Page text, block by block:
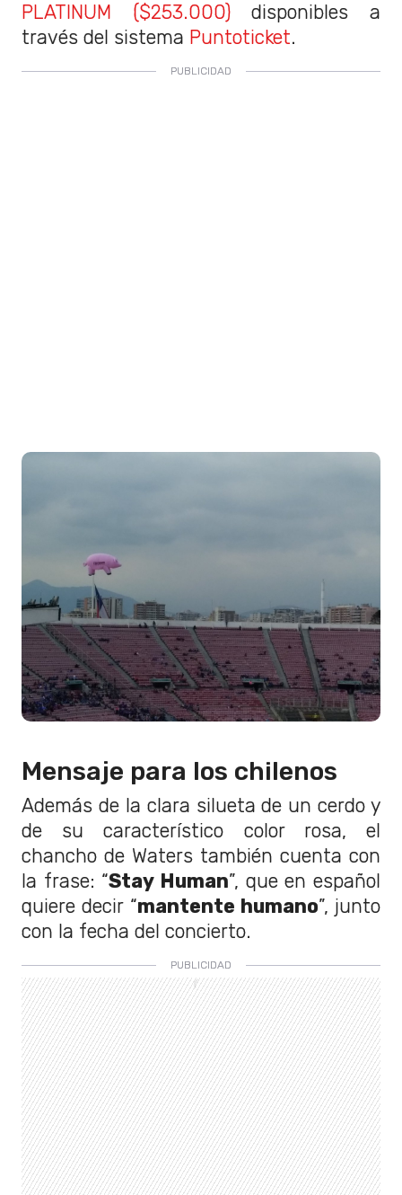
PLATINUM ($253.000)disponibles a
través del sistema Puntoticket.
Mensaje para los chilenos
Además de la clara silueta de un cerdo y
de su característico color rosa, el
chancho de Waters también cuenta con
la frase: “Stay Human”, que en español
quiere decir “mantente humano”, junto
con la fecha del concierto.